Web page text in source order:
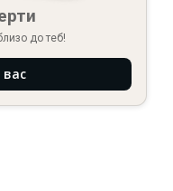
до теб!